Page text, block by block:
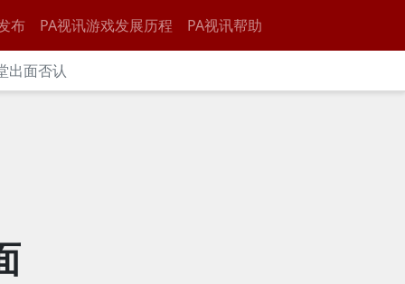
布 PA视讯游戏发展历程 PA视讯帮助
出面否认